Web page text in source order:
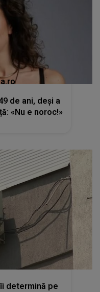
de ani, deși a
«Nu e noroc!»
determină pe